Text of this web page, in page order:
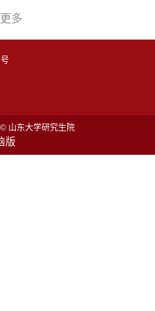
多
山东大学研究生院
版